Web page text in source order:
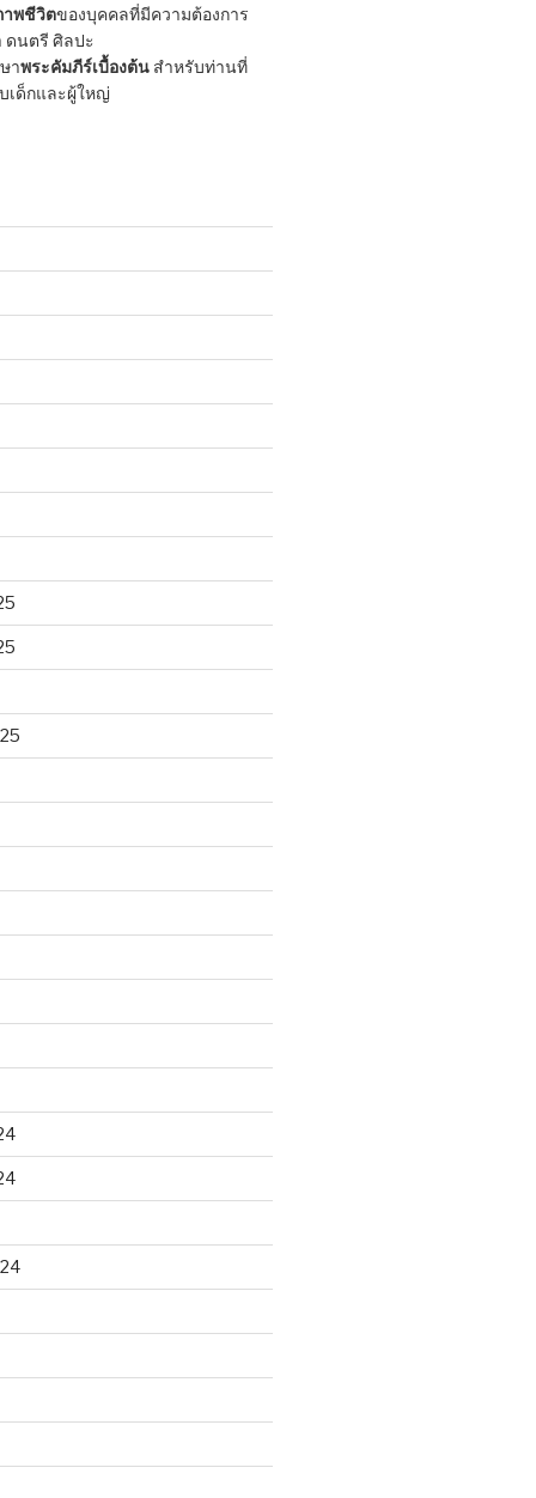
พชีวิตของบุคคลที่มีความต้องการ
ดนตรี ศิลปะ
าพระคัมภีร์เบื้องต้น สำหรับท่านที่
เด็กและผู้ใหญ่